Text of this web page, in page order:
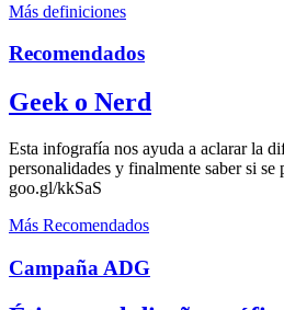
Más definiciones
Recomendados
Geek o Nerd
Esta infografía nos ayuda a aclarar la
personalidades y finalmente saber si se
goo.gl/kkSaS
Más Recomendados
Campaña ADG